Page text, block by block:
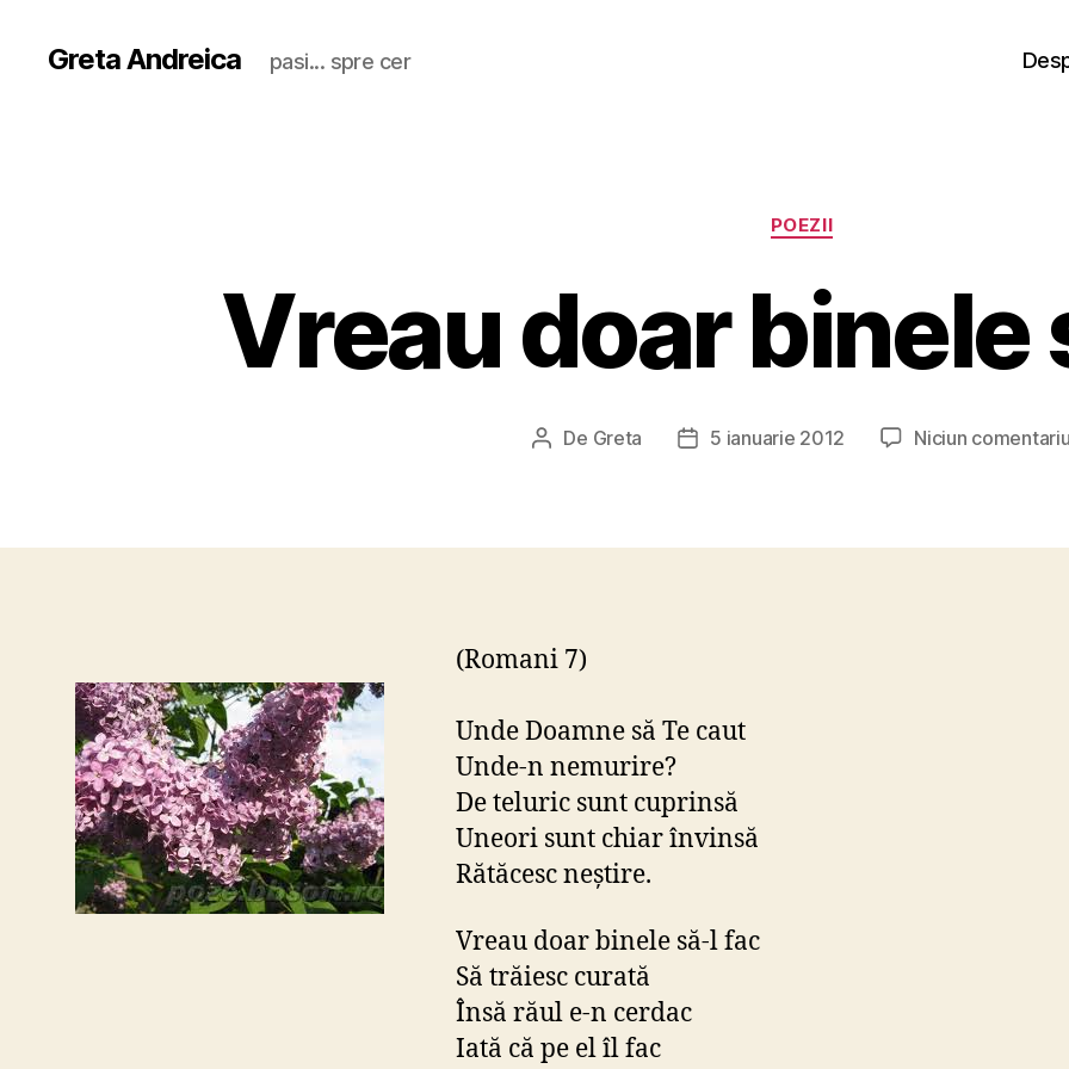
Greta Andreica pasi... spre cer
Categorii
POEZII
Vreau doar binele
Autor
De Greta
Dată5 ianuarie 2012 Niciun comentariu
(Romani 7)
Unde Doamne să Te caut
Unde-n nemurire?
De teluric sunt cuprinsă
Uneori sunt chiar învinsă
Rătăcesc neştire.
Vreau doar binele să-l fac
Să trăiesc curată
Însă răul e-n cerdac
Iată că pe el îl fac